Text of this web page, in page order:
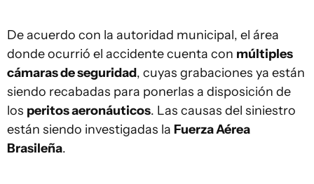
De acuerdo con la autoridad municipal, el área
donde ocurrió el accidente cuenta con múltiples
cámaras de seguridad, cuyas grabaciones ya están
siendo recabadas para ponerlas a disposición de
los peritos aeronáuticos. Las causas del siniestro
están siendo investigadas la Fuerza Aérea
Brasileña.